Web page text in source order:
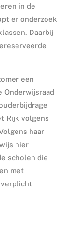
in de
er onderzoek
Daarbij
een
Onderwijsraad
Rijk volgens
haar
hier
scholen die
met